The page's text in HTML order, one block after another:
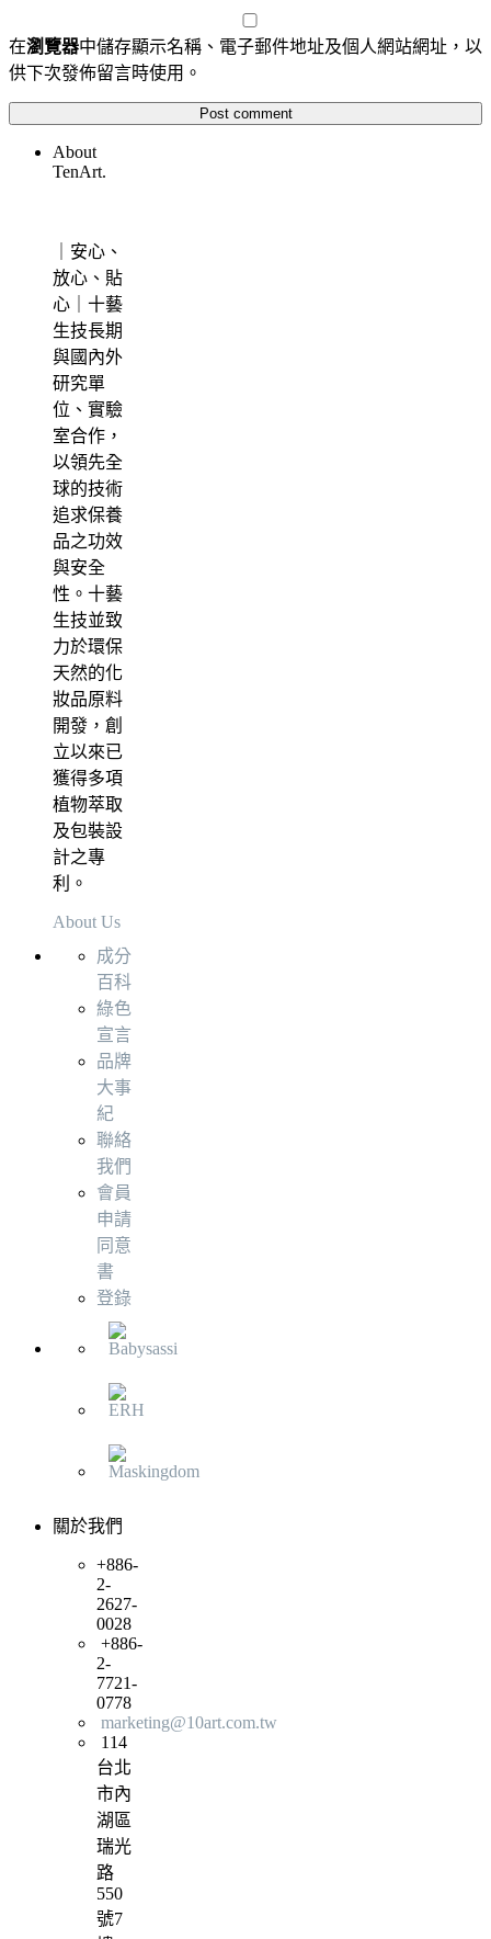
在瀏覽器中儲存顯示名稱、電子郵件地址及個人網站網址，以
供下次發佈留言時使用。
About
TenArt.
｜安心、
放心、貼
心｜十藝
生技長期
與國內外
研究單
位、實驗
室合作，
以領先全
球的技術
追求保養
品之功效
與安全
性。十藝
生技並致
力於環保
天然的化
妝品原料
開發，創
立以來已
獲得多項
植物萃取
及包裝設
計之專
利。
About Us
成分
百科
綠色
宣言
品牌
大事
紀
聯絡
我們
會員
申請
同意
書
登錄
關於我們
+886-
2-
2627-
0028
+886-
2-
7721-
0778
marketing@10art.com.tw
114
台北
市內
湖區
瑞光
路
550
號7